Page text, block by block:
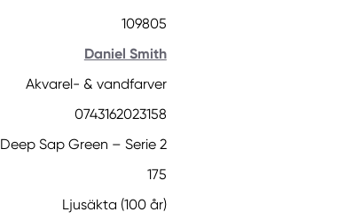
109805
Daniel Smith
Akvarel- & vandfarver
0743162023158
Deep Sap Green – Serie 2
175
Ljusäkta (100 år)